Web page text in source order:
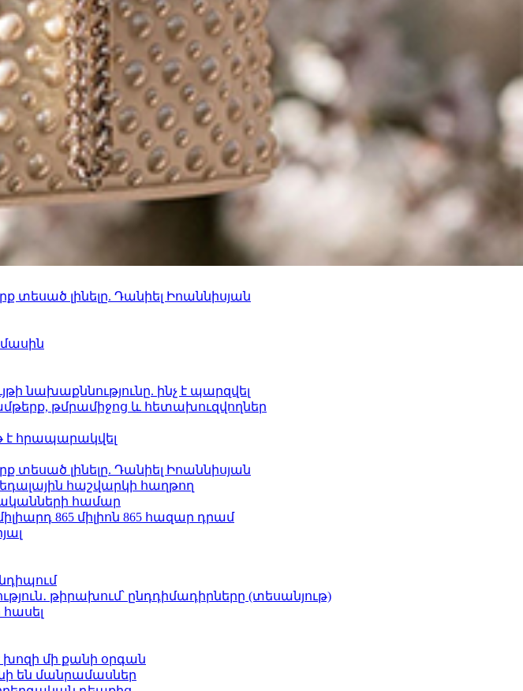
տեսած լինելը. Դանիել Իոաննիսյան
նախաքննությունը. ինչ է պարզվել
թմրամիջոց և հետախուզվողներ
է հրապարակվել
տեսած լինելը. Դանիել Իոաննիսյան
հաշվարկի հաղթող
համար
865 միլիոն 865 հազար դրամ
թիրախում՝ ընդդիմադիրները (տեսանյութ)
մի քանի օրգան
են մանրամասներ